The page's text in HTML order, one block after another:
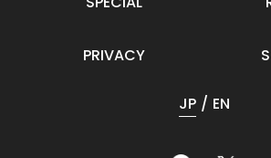
PRIVACY
JP EN